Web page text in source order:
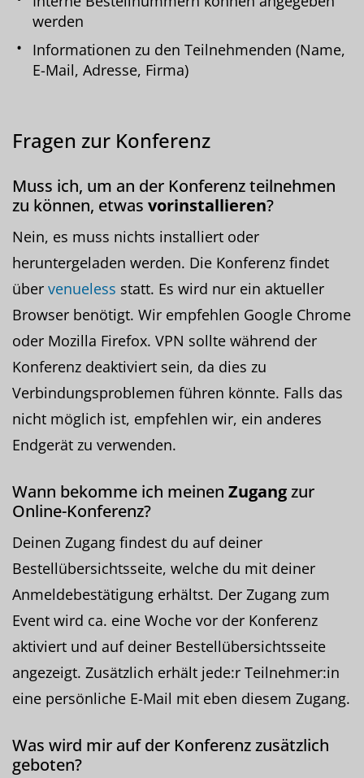
werden
Informationen zu den Teilnehmenden (Name,
E-Mail, Adresse, Firma)
Fragen zur Konferenz
Muss ich, um an der Konferenz teilnehmen
zu können, etwas vorinstallieren?
Nein, es muss nichts installiert oder
heruntergeladen werden. Die Konferenz findet
über venueless statt. Es wird nur ein aktueller
Browser benötigt. Wir empfehlen Google Chrome
oder Mozilla Firefox. VPN sollte während der
Konferenz deaktiviert sein, da dies zu
Verbindungsproblemen führen könnte. Falls das
nicht möglich ist, empfehlen wir, ein anderes
Endgerät zu verwenden.
Wann bekomme ich meinen Zugangzur
Online-Konferenz?
Deinen Zugang findest du auf deiner
Bestellübersichtsseite, welche du mit deiner
Anmeldebestätigung erhältst. Der Zugang zum
Event wird ca. eine Woche vor der Konferenz
aktiviert und auf deiner Bestellübersichtsseite
angezeigt. Zusätzlich erhält jede:r Teilnehmer:in
eine persönliche E-Mail mit eben diesem Zugang.
Was wird mir auf der Konferenz zusätzlich
geboten?